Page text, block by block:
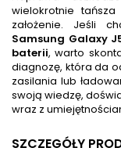
wielokrotnie
założenie. Jeśli
Samsung Galaxy
baterii, warto
diagnozę, która da
zasilania lub
swoją wiedzę,
wraz z
SZCZEGÓŁY